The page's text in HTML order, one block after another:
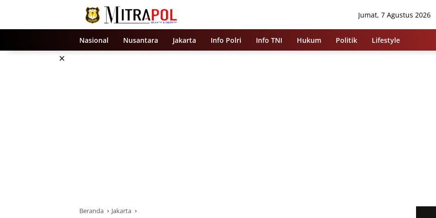
Jumat, 7 Agustus 2026
Nasional Nusantara Jakarta Info Polri Info TNI Hukum Politik Lifestyle
×
Beranda Jakarta